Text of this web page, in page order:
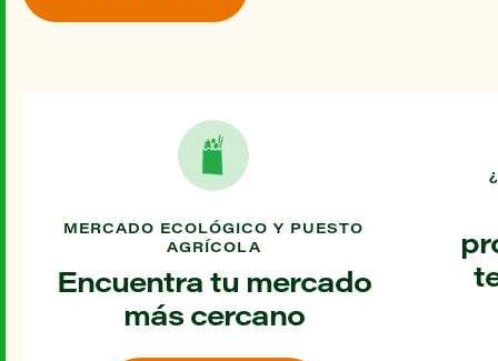
MERCADO ECOLÓGICO Y PUESTO
AGRÍCOLA
Encuentra tu mercado
más cercano